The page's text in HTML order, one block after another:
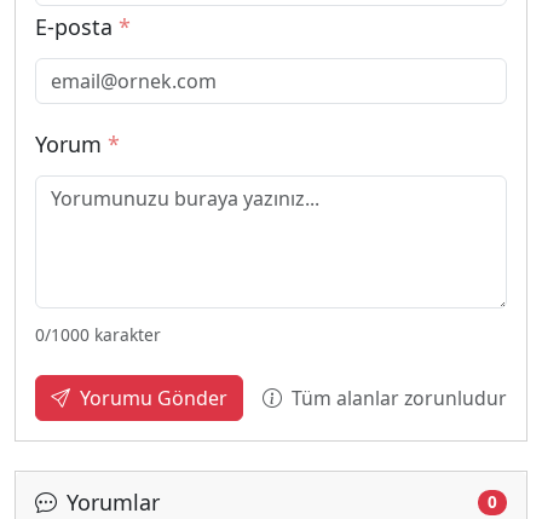
E-posta *
Yorum *
0/1000 karakter
Yorumu Gönder Tüm alanlar zorunludur
Yorumlar 0